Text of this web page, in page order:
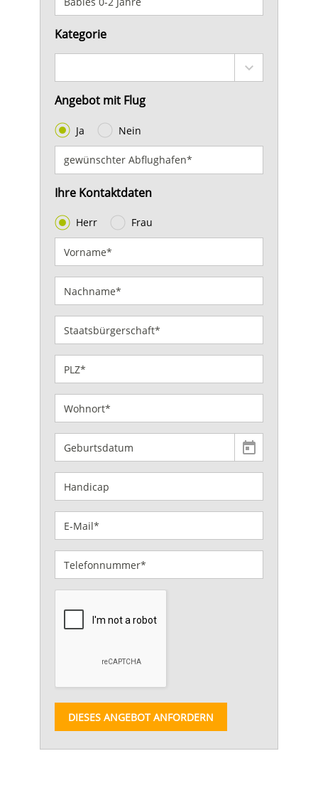
Kategorie
Angebot mit Flug
Ja Nein
Ihre Kontaktdaten
Herr Frau
DIESES ANGEBOT ANFORDERN